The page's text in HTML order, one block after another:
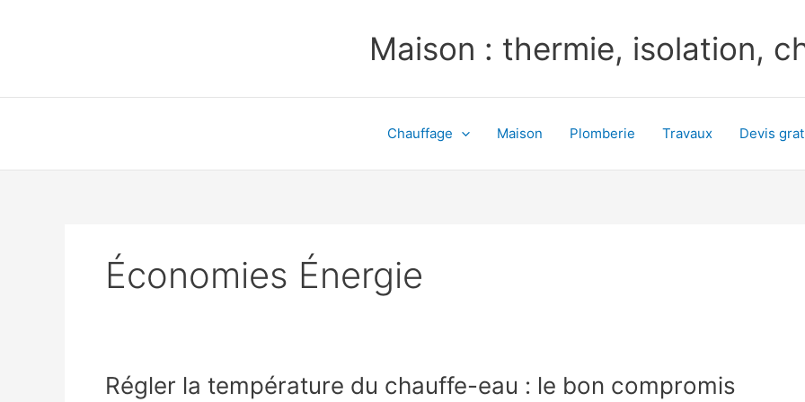
Maison : thermie, isolation,
Chauffage Maison Plomberie Travaux Devis
Économies Énergie
Régler la température du chauffe-eau : le bon compromis